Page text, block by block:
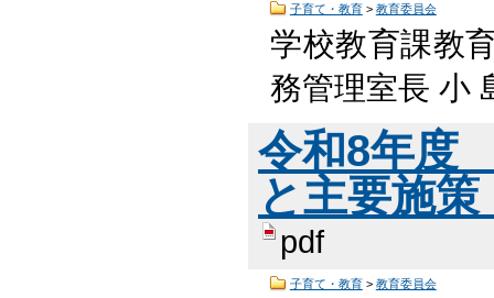
子育て・教育> 教育委員会
学校教育課教
務管理室長 小
令和8年度
と主要施
pdf
子育て・教育> 教育委員会